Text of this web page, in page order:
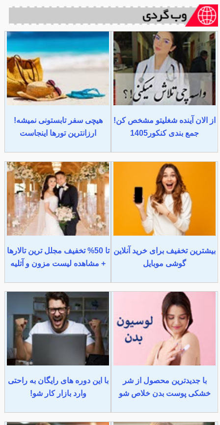
از الان آینده شغلیتو مشخص کن!
جمع بندی کنکور1405
هیچی سفر تابستونی نمیشه!
ارزانترین تورها اینجاست
بیشترین تخفیف برای خرید آنلاین
گوشی موبایل
تا 50% تخفیف مجلل ترین تالارها
+ مشاهده لیست مزون و آتلیه
با جدیدترین محصول از شر
خشکی پوست بدن خلاص شو
با این دوره های رایگان به راحتی
وارد بازار کار شو!